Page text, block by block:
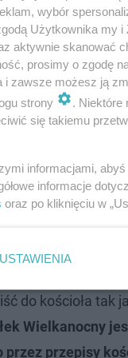
do kościoła?
i świąt
Poniedziałek
i pozostaje
Dla wielu
do kościoła tak
Wielkanocny
przepisy
wybór
Użytkownika my
aktywnie skanować
prosimy o zgodę
i zawsze możesz ją
strony
. Niektóre
się takiemu
informacjami,
informacje
oraz po kliknięciu w
USTAWIENIA